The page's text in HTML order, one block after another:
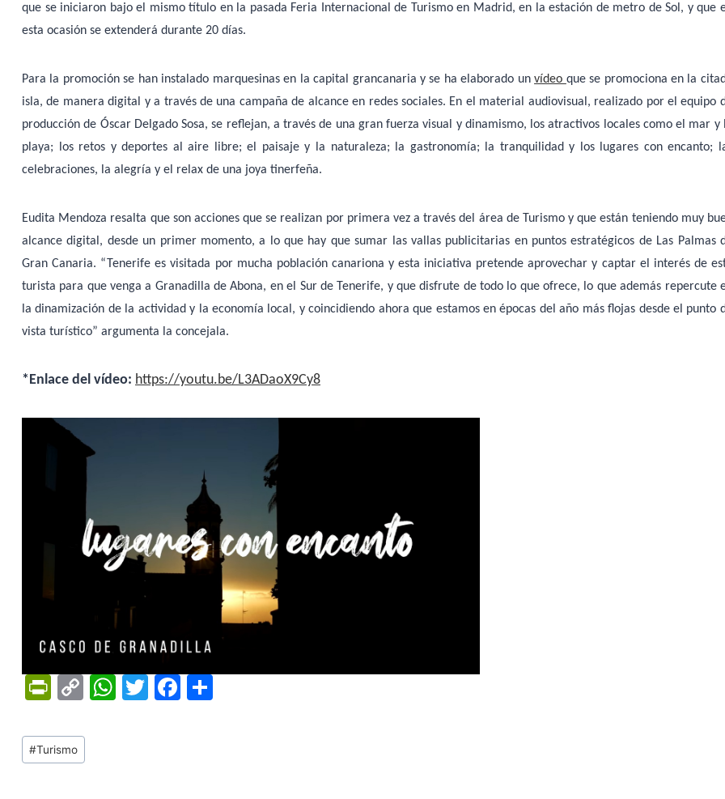
que se iniciaron bajo el mismo título en la pasada Feria Internacional de Turismo en Madrid, en la estación de metro de Sol, y que
esta ocasión se extenderá durante 20 días.
Para la promoción se han instalado marquesinas en la capital grancanaria y se ha elaborado unvídeo que se promociona en la
isla, de manera digital y a través de una campaña de alcance en redes sociales. En el material audiovisual, realizado por el equipo
producción de Óscar Delgado Sosa, se reflejan, a través de una gran fuerza visual y dinamismo, los atractivos locales como el mar y
playa; los retos y deportes al aire libre; el paisaje y la naturaleza; la gastronomía; la tranquilidad y los lugares con encanto;
celebraciones, la alegría y el relax de una joya tinerfeña.
Eudita Mendoza resalta que son acciones que se realizan por primera vez a través del área de Turismo y que están teniendo muy
alcance digital, desde un primer momento, a lo que hay que sumar las vallas publicitarias en puntos estratégicos de Las Palmas
Gran Canaria. “Tenerife es visitada por mucha población canariona y esta iniciativa pretende aprovechar y captar el interés de
turista para que venga a Granadilla de Abona, en el Sur de Tenerife, y que disfrute de todo lo que ofrece, lo que además repercute
la dinamización de la actividad y la economía local, y coincidiendo ahora que estamos en épocas del año más flojas desde el punto
vista turístico” argumenta la concejala.
*Enlace del vídeo: https://youtu.be/L3ADaoX9Cy8
Pr
tF
ri
C
p
y
W T
F
Tags
de
#Turismo